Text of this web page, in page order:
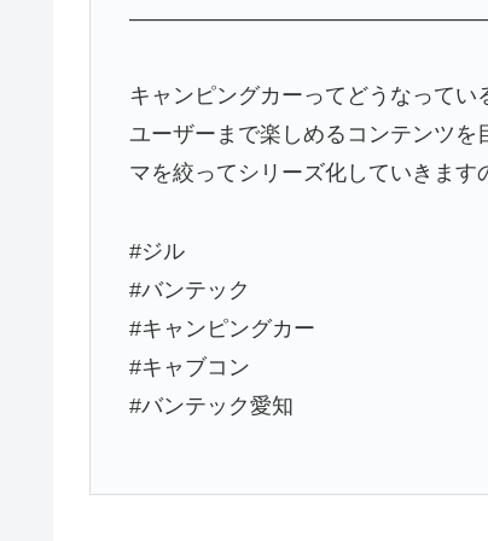
キャンピングカーってどうなって
ユーザーまで楽しめるコンテンツ
マを絞ってシリーズ化していきます
#ジル
#バンテック
#キャンピングカー
#キャブコン
#バンテック愛知